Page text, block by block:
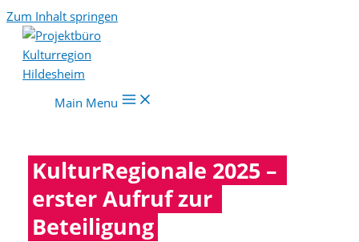
Zum Inhalt springen
Main Menu
KulturRegionale 2025 –
erster Aufruf zur
Beteiligung